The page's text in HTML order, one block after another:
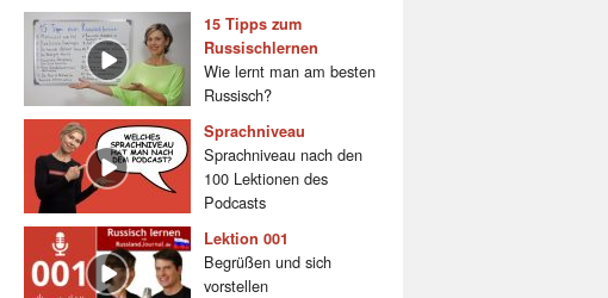
15 Tipps zum
Russischlernen
Wie lernt man am besten
Russisch?
Sprachniveau
Sprachniveau nach den
100 Lektionen des
Podcasts
Lektion 001
Begrüßen und sich
vorstellen